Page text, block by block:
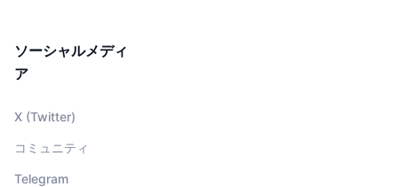
ソーシャルメディ
ア
X (Twitter)
コミュニティ
Telegram